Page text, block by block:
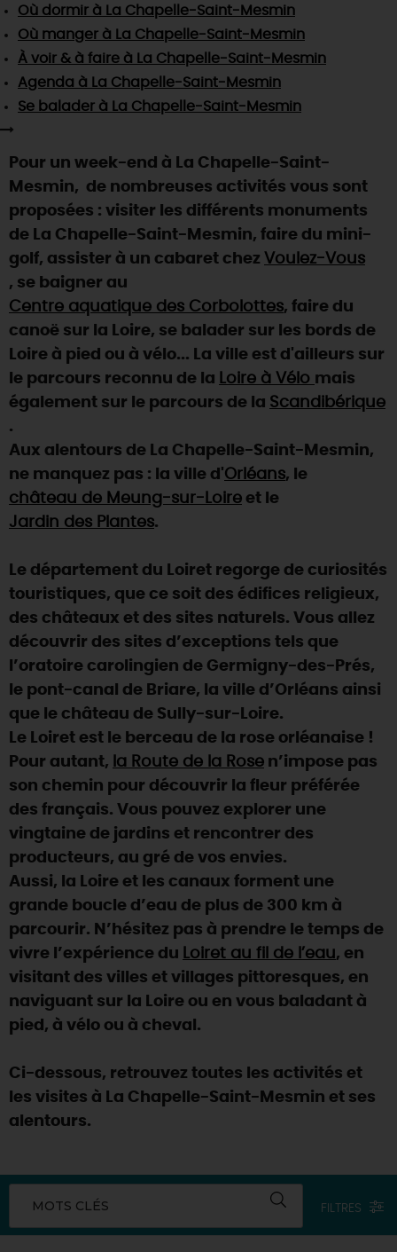
TOUTES LES ACTIVITÉS
Visitesgourmandesetcréatives
Vins etvignobles
Chic, une aire de pique-nique
Par ici les guinguettes
Que rapporter du Loiret ?
TOUT L'ART DE VIVRE
Des vacances auprès des animaux 🐎
(re)Découvrir les coulisses de la Faïencerie de
Expérimenterles parcours Baludik
Rendez-vous de la nature en 2026
Des sorties en famille dans le Loiret !
Programme des animations "Loiret au fil de l'eau"
2026
Où sortir ?
AUJOURD'HUI
CE WEEK-END
CETTE SEMAINE
TOUT L'AGENDA
SE REPÉRER,SE DÉPLACER
INFOS & SERVICES
RÉSERVERMAINTENANT
Où dormir à La Chapelle-Saint-Mesmin
Où manger à La Chapelle-Saint-Mesmin
À voir & à faire à La Chapelle-Saint-Mesmin
Agenda à La Chapelle-Saint-Mesmin
Se balader à La Chapelle-Saint-Mesmin
Pour un week-end à La Chapelle-Saint-
Mesmin, de nombreuses activités vous sont
proposées : visiter les différents monuments
de La Chapelle-Saint-Mesmin, faire du mini-
golf, assister à un cabaret chez Voulez-Vous
, se baigner au
Centre aquatique des Corbolottes, faire du
canoë sur la Loire, se balader sur les bords de
Loire à pied ou à vélo... La ville est d'ailleurs sur
le parcours reconnu de la Loire à Vélo mais
également sur le parcours de la Scandibérique
.
Aux alentours de La Chapelle-Saint-Mesmin,
ne manquez pas : la ville d'Orléans, le
château de Meung-sur-Loire et le
Jardin des Plantes.
Le département du Loiret regorge de curiosités
touristiques, que ce soit des édifices religieux,
des châteaux et des sites naturels. Vous allez
découvrir des sites d’exceptions tels que
l’oratoire carolingien de Germigny-des-Prés,
le pont-canal de Briare, la ville d’Orléans ainsi
que le château de Sully-sur-Loire.
Le Loiret est le berceau de la rose orléanaise !
Pour autant, la Route de la Rose n’impose pas
son chemin pour découvrir la fleur préférée
des français. Vous pouvez explorer une
vingtaine de jardins et rencontrer des
producteurs, au gré de vos envies.
Aussi, la Loire et les canaux forment une
grande boucle d’eau de plus de 300 km à
parcourir. N’hésitez pas à prendre le temps de
vivre l’expérience du Loiret au fil de l’eau, en
visitant des villes et villages pittoresques, en
naviguant sur la Loire ou en vous baladant à
pied, à vélo ou à cheval.
Ci-dessous, retrouvez toutes les activités et
les visites à La Chapelle-Saint-Mesmin et ses
alentours.
MOTS CLÉS FILTRES